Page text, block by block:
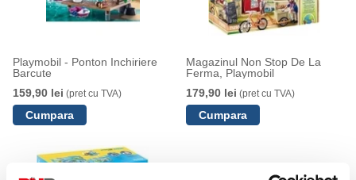
Playmobil - Ponton Inchiriere
Barcute
159,90 lei (pret cu TVA)
Magazinul Non Stop De La
Ferma, Playmobil
179,90 lei (pret cu TVA)